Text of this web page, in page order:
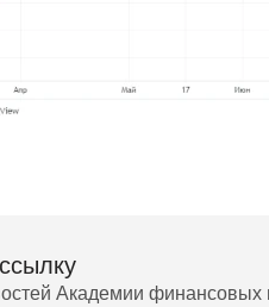
Академии финансовых